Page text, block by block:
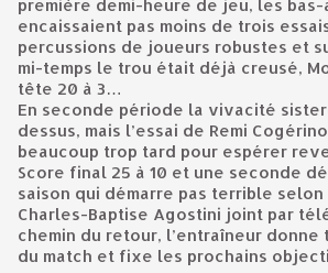
première demi-heure de jeu, les bas-
encaissaient pas moins de trois
percussions de joueurs robustes et
mi-temps le trou était déjà creusé,
tête 20 à 3…
En seconde période la vivacité
dessus, mais l’essai de Remi
beaucoup trop tard pour espérer
Score final 25 à 10 et une seconde
saison qui démarre pas terrible selon
Charles-Baptise Agostini joint par
chemin du retour, l’entraîneur
du match et fixe les prochains